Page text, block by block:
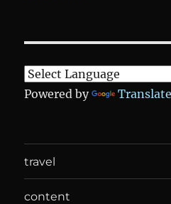
Powered by Translate
travel
content